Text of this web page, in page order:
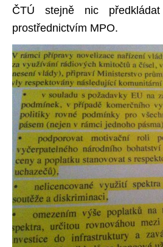
ČTÚ stejně nic
prostřednictvím MPO.